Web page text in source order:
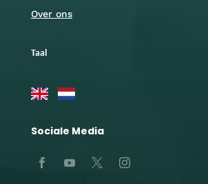
Over ons
Taal
Sociale Media